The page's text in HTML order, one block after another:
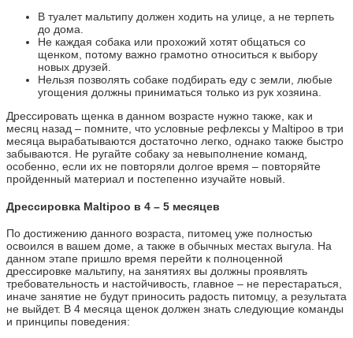
В туалет мальтипу должен ходить на улице, а не терпеть
до дома.
Не каждая собака или прохожий хотят общаться со
щенком, потому важно грамотно относиться к выбору
новых друзей.
Нельзя позволять собаке подбирать еду с земли, любые
угощения должны приниматься только из рук хозяина.
Дрессировать щенка в данном возрасте нужно также, как и
месяц назад – помните, что условные рефлексы у Maltipoo в три
месяца вырабатываются достаточно легко, однако также быстро
забываются. Не ругайте собаку за невыполнение команд,
особенно, если их не повторяли долгое время – повторяйте
пройденный материал и постепенно изучайте новый.
Дрессировка Maltipoo в 4 – 5 месяцев
По достижению данного возраста, питомец уже полностью
освоился в вашем доме, а также в обычных местах выгула. На
данном этапе пришло время перейти к полноценной
дрессировке мальтипу, на занятиях вы должны проявлять
требовательность и настойчивость, главное – не перестараться,
иначе занятие не будут приносить радость питомцу, а результата
не выйдет. В 4 месяца щенок должен знать следующие команды
и принципы поведения: